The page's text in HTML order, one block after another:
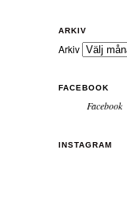
ARKIV
Arkiv
FACEBOOK
Facebook
INSTAGRAM